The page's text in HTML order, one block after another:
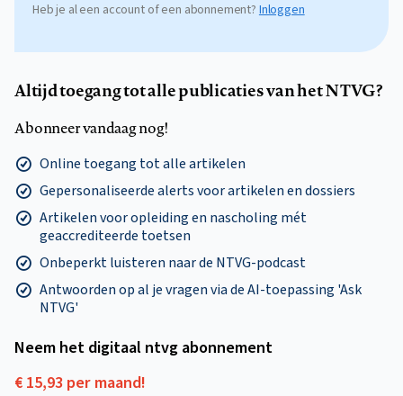
Heb je al een account of een abonnement?Inloggen
Altijd toegang tot alle publicaties van het NTVG?
Abonneer vandaag nog!
Online toegang tot alle artikelen
Gepersonaliseerde alerts voor artikelen en dossiers
Artikelen voor opleiding en nascholing mét
geaccrediteerde toetsen
Onbeperkt luisteren naar de NTVG-podcast
Antwoorden op al je vragen via de AI-toepassing 'Ask
NTVG'
Neem het digitaal ntvg abonnement
€ 15,93 per maand!